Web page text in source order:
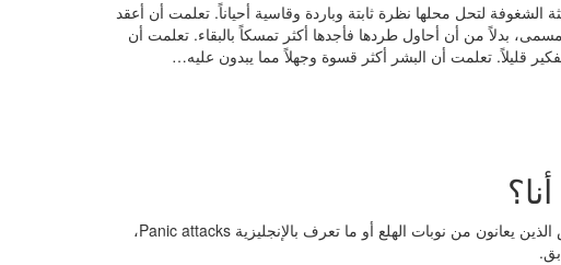
الشغوفة لتحل محلها نظرة ثابتة وباردة وقاسية أحياناً. تعلمت أن أعقد
بدلاً من أن أحاول طردها فأجدها أكثر تمسكاً بالبقاء. تعلمت أن
قليلاً. تعلمت أن البشر أكثر قسوة وجهلاً مما يبدون عليه…
عندما أضافني صديقي لمجموعة سرية خاصة بدعم الأشخاص الذين يعانون من نوبات الهلع أو ما تعرف بالإنجليزية Panic attacks،